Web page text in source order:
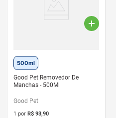
500ml
Good Pet Removedor De
Manchas - 500Ml
Good Pet
1 por R$ 93,90